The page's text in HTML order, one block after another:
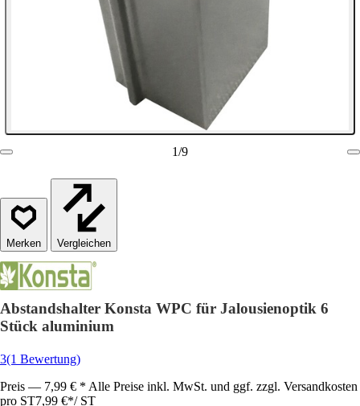
1/9
Vergleichen
Abstandshalter Konsta WPC für Jalousienoptik 6
Stück aluminium
3(1 Bewertung)
Preis — 7,99 € * Alle Preise inkl. MwSt. und ggf. zzgl. Versandkosten
pro ST7,99 €*/ ST